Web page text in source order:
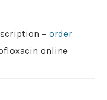
– order
online